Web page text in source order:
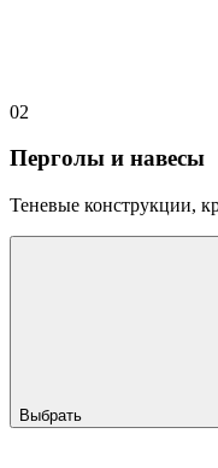
02
Перголы и навесы
Теневые конструкции,
Выбрать